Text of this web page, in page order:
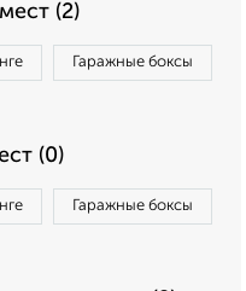
(2)
Гаражные боксы
(0)
Гаражные боксы